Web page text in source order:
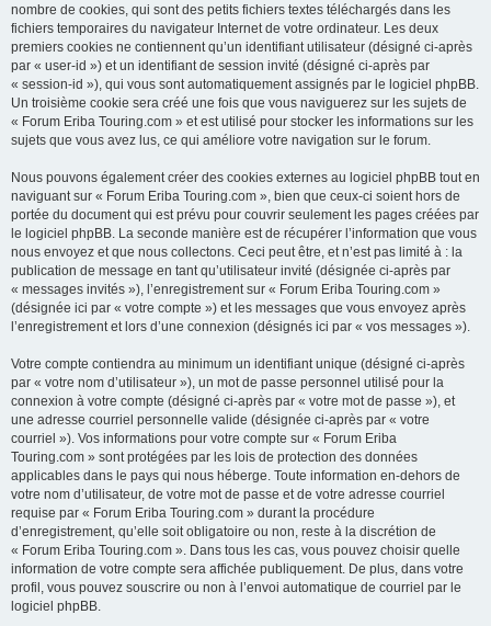
nombre de cookies, qui sont des petits fichiers textes téléchargés dans les
fichiers temporaires du navigateur Internet de votre ordinateur. Les deux
premiers cookies ne contiennent qu’un identifiant utilisateur (désigné ci-après
par « user-id ») et un identifiant de session invité (désigné ci-après par
« session-id »), qui vous sont automatiquement assignés par le logiciel phpBB.
Un troisième cookie sera créé une fois que vous naviguerez sur les sujets de
« Forum Eriba Touring.com » et est utilisé pour stocker les informations sur les
sujets que vous avez lus, ce qui améliore votre navigation sur le forum.
Nous pouvons également créer des cookies externes au logiciel phpBB tout en
naviguant sur « Forum Eriba Touring.com », bien que ceux-ci soient hors de
portée du document qui est prévu pour couvrir seulement les pages créées par
le logiciel phpBB. La seconde manière est de récupérer l’information que vous
nous envoyez et que nous collectons. Ceci peut être, et n’est pas limité à : la
publication de message en tant qu’utilisateur invité (désignée ci-après par
« messages invités »), l’enregistrement sur « Forum Eriba Touring.com »
(désignée ici par « votre compte ») et les messages que vous envoyez après
l’enregistrement et lors d’une connexion (désignés ici par « vos messages »).
Votre compte contiendra au minimum un identifiant unique (désigné ci-après
par « votre nom d’utilisateur »), un mot de passe personnel utilisé pour la
connexion à votre compte (désigné ci-après par « votre mot de passe »), et
une adresse courriel personnelle valide (désignée ci-après par « votre
courriel »). Vos informations pour votre compte sur « Forum Eriba
Touring.com » sont protégées par les lois de protection des données
applicables dans le pays qui nous héberge. Toute information en-dehors de
votre nom d’utilisateur, de votre mot de passe et de votre adresse courriel
requise par « Forum Eriba Touring.com » durant la procédure
d’enregistrement, qu’elle soit obligatoire ou non, reste à la discrétion de
« Forum Eriba Touring.com ». Dans tous les cas, vous pouvez choisir quelle
information de votre compte sera affichée publiquement. De plus, dans votre
profil, vous pouvez souscrire ou non à l’envoi automatique de courriel par le
logiciel phpBB.